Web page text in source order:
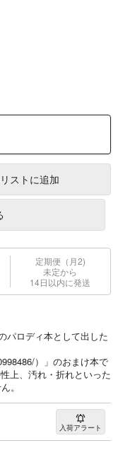
ストに追加
定期便（月2)
未定から
14日以内に発送
パロディ本として出した
）」のおまけ本で
上、汚れ・折れといった
。
入荷アラート